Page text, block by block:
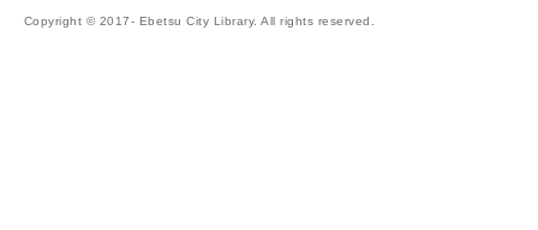
Copyright © 2017- Ebetsu City Library. All rights reserved.